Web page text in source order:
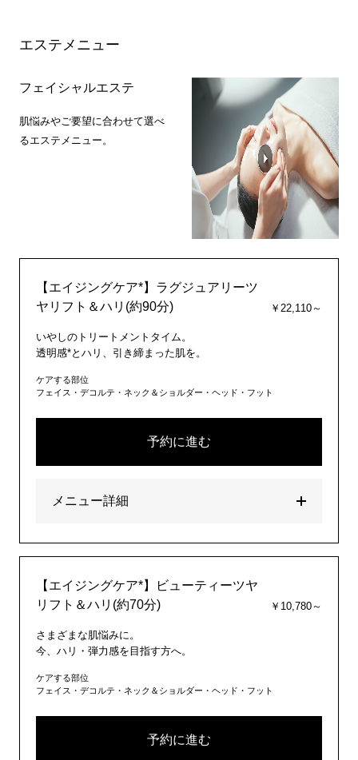
エステメニュー
フェイシャルエステ
肌悩みやご要望に合わせて選べ
るエステメニュー。
【エイジングケア*】ラグジュアリーツ
ヤリフト＆ハリ(約90分)
￥22,110～
いやしのトリートメントタイム。
透明感*とハリ、引き締まった肌を。
ケアする部位
フェイス・デコルテ・ネック＆ショルダー・ヘッド・フット
予約に進む
メニュー詳細
【エイジングケア*】ビューティーツヤ
リフト＆ハリ(約70分)
￥10,780～
さまざまな肌悩みに。
今、ハリ・弾力感を目指す方へ。
ケアする部位
フェイス・デコルテ・ネック＆ショルダー・ヘッド・フット
予約に進む